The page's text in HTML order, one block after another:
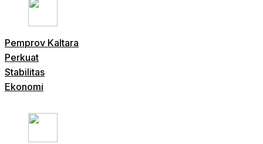
Pemprov Kaltara
Perkuat
Stabilitas
Ekonomi